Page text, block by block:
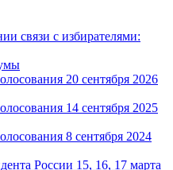
связи с избирателями:
20 сентября 2026
14 сентября 2025
8 сентября 2024
России 15, 16, 17 марта